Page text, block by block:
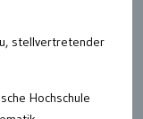
stellvertretender
Hochschule